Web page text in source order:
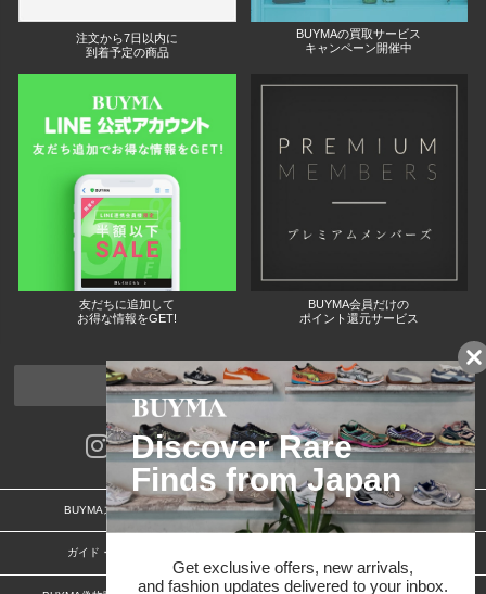
注文から7日以内に
到着予定の商品
BUYMAの買取サービス
キャンペーン開催中
友だちに追加して
お得な情報をGET!
BUYMA会員だけの
ポイント還元サービス
ページトップへ
BUYMAスタートガイド 安心への取り組み
ガイド・お問い合わせ